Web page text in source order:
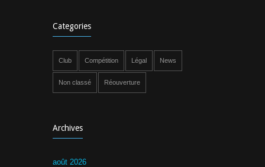
Categories
Club Compétition Légal News
Non classé Réouverture
Archives
août 2026